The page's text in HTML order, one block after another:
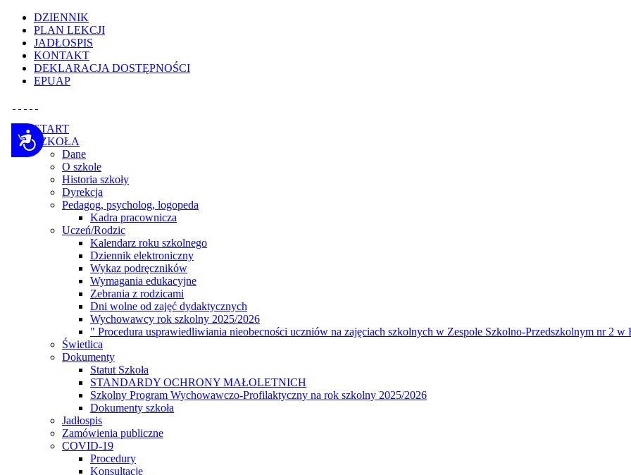
witryna
zawiera
system
dostępności.
Nacisnij
F11,
dostosować
witrynę
do
niedowidzących
korzystających
ekranowego;
Dostępność
DZIENNIK
PLAN LEKCJI
JADŁOSPIS
KONTAKT
DEKLARACJA DOSTĘPNOŚCI
EPUAP
START
SZKOŁA
Dane
O szkole
Historia szkoły
Dyrekcja
Pedagog, psycholog, logopeda
Kadra pracownicza
Uczeń/Rodzic
Kalendarz roku szkolnego
Dziennik elektroniczny
Wykaz podręczników
Wymagania edukacyjne
Zebrania z rodzicami
Dni wolne od zajęć dydaktycznych
Wychowawcy rok szkolny 2025/2026
" Procedura usprawiedliwiania nieobecności uczniów na zajęciach szkolnych w Zespole Szkolno-Przedszkolnym nr 2 w
Świetlica
Dokumenty
Statut Szkoła
STANDARDY OCHRONY MAŁOLETNICH
Szkolny Program Wychowawczo-Profilaktyczny na rok szkolny 2025/2026
Dokumenty szkoła
Jadłospis
Zamówienia publiczne
COVID-19
Procedury
Konsultacje